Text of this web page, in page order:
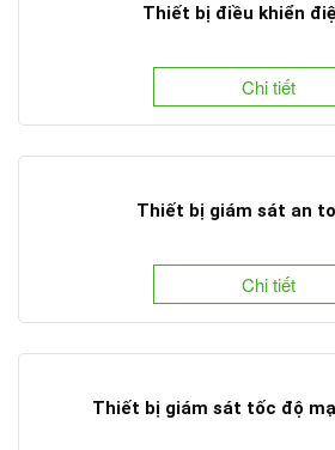
Thiết bị điều khiển
Chi tiết
Thiết bị giám sát an
Chi tiết
Thiết bị giám sát tốc độ